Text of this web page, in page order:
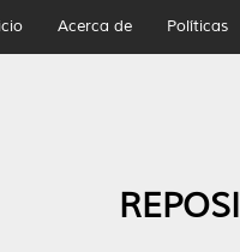
Acerca de Políticas